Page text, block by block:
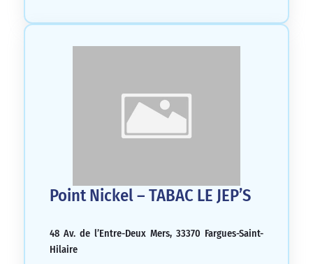
Point Nickel – TABAC LE JEP’S
48 Av. de l’Entre-Deux Mers, 33370 Fargues-Saint-
Hilaire